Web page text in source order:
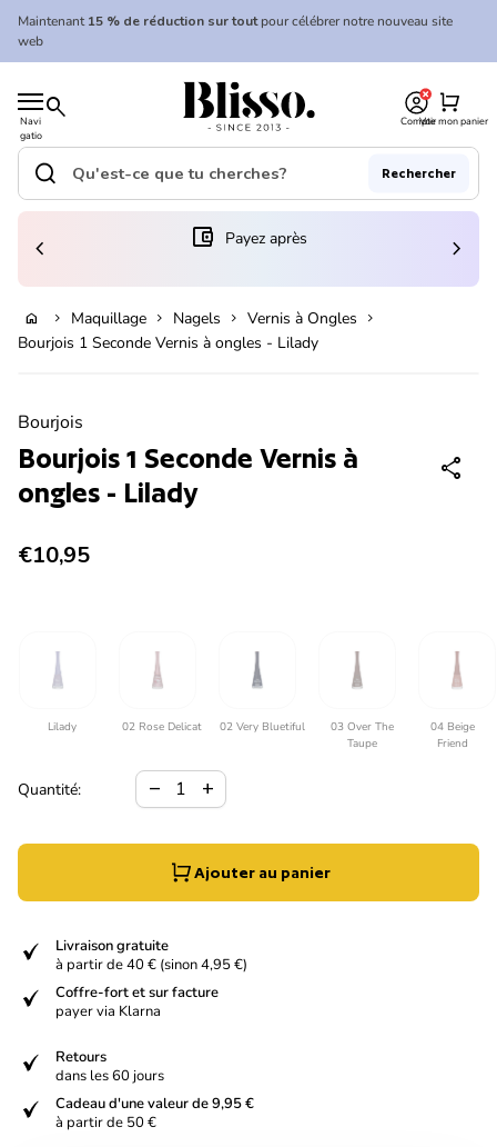
Skip to content
Maintenant15 % de réduction sur toutpour célébrer notre nouveau site
web
Navi
gatio
n
mobil
search
Accueil
CompteVoir mon panier
shopping_cart
Accueil
Recherche"
search Rechercher
(le lien s'ouvre dans un nouvel onglet/fenêtre)
account_balance_wallet Payez après
chevron_left chevron_right
home chevron_right Maquillage chevron_right Nagels chevron_right Vernis à Ongles chevron_right
Bourjois 1 Seconde Vernis à ongles - Lilady
Bourjois
Bourjois 1 Seconde Vernis à
ongles - Lilady
share
Prix normal
€10,95
Lilady 02 Rose Delicat 02 Very Bluetiful
03 Over The
Taupe
04 Beige
Friend
Quantité:
Diminuer la quantité pour
remove
Augmenter la quantité pour
add
Ajouter au panier
verified
Livraison gratuite
à partir de 40 € (sinon 4,95 €)
verified
Coffre-fort et sur facture
payer via Klarna
verified
Retours
dans les 60 jours
verified
Cadeau d'une valeur de 9,95 €
à partir de 50 €